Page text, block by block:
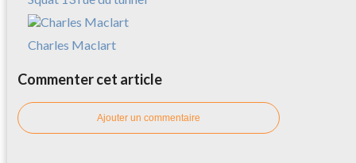
Charles Maclart
Commenter cet article
Ajouter un commentaire